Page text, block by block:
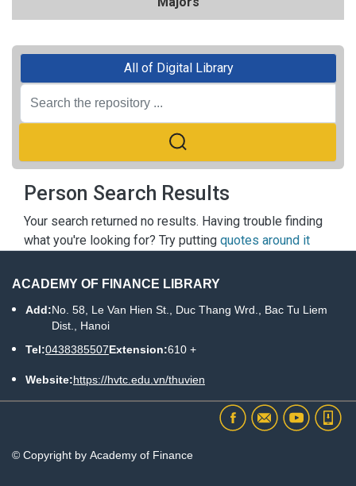
All of Digital Library
Person Search Results
Your search returned no results. Having trouble finding
what you're looking for? Try putting quotes around it
ACADEMY OF FINANCE LIBRARY
Add:No. 58, Le Van Hien St., Duc Thang Wrd., Bac Tu Liem
Dist., Hanoi
Tel:0438385507Extension:610 +
Website:https://hvtc.edu.vn/thuvien
© Copyright by Academy of Finance